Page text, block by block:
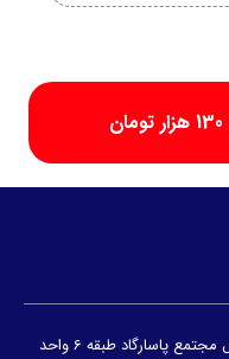
تهران - شهر جدید پرند میدان استقلال مجتمع پاسارگاد طبقه 6 واحد